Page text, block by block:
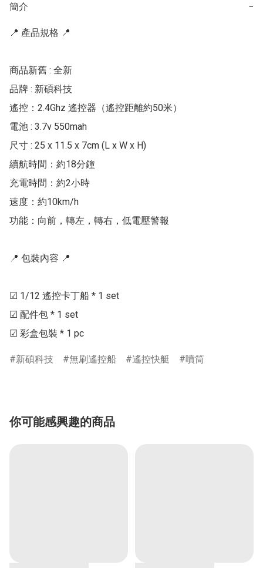
簡介 −
📍 產品規格 📍
商品新舊 : 全新
品牌 : 新碩科技
遙控：2.4Ghz 遙控器（遙控距離約50米）
電池 : 3.7v 550mah
尺寸 : 25 x 11.5 x 7cm (L x W x H)
續航時間：約18分鐘
充電時間：約2小時
速度：約10km/h
功能：向前，轉左，轉右，低電壓警報
📍 包裝內容 📍
☑ 1/12 遙控卡丁船 * 1 set
☑ 配件包 * 1 set
☑ 彩盒包裝 * 1 pc
新碩科技 無刷遙控船 遙控快艇 噴筒
你可能感興趣的商品